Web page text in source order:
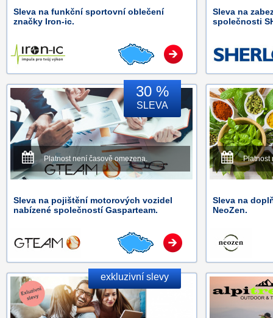
Sleva na funkční sportovní oblečení
značky Iron-ic.
Sleva na
společnosti
30 %
SLEVA
Platnost není časově omezena.
Sleva na pojištění motorových vozidel
nabízené společností Gasparteam.
Platnost
Sleva na
NeoZen.
exkluzivní slevy